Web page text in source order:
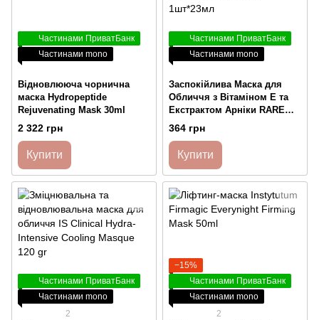
Частинами ПриватБанк
Частинами mono
Відновлююча чорнична
маска Hydropeptide
Rejuvenating Mask 30ml
2 322 грн
Купити
Частинами ПриватБанк
Частинами mono
Заспокійлива Маска для
Обличчя з Вітаміном Е та
Екстрактом Арніки RARE
Paris Tresor Solaire
1шт*23мл
364 грн
Купити
Частинами ПриватБанк
Частинами mono
2
−15%
Частинами ПриватБанк
Частинами mono
2